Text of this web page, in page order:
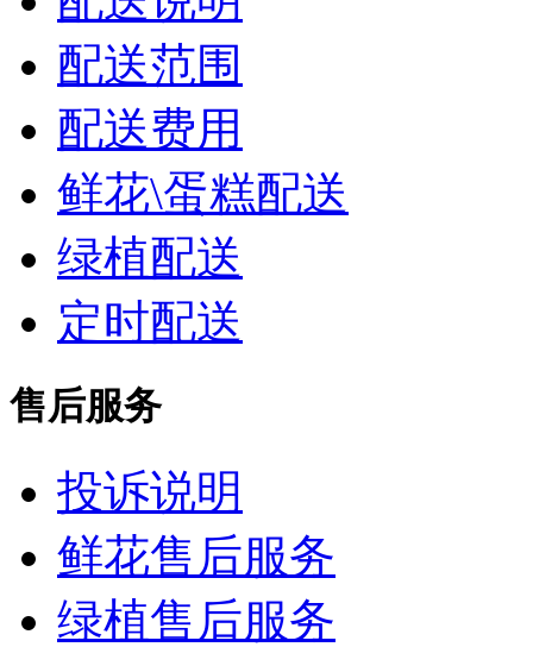
配送范围
配送费用
鲜花\蛋糕配送
绿植配送
定时配送
售后服务
投诉说明
鲜花售后服务
绿植售后服务